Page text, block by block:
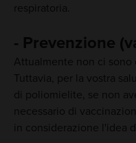
respiratoria.
- Prevenzione
Attualmente non ci sono
Tuttavia, per la vostra
di poliomielite, se non
necessario di
in considerazione l'idea